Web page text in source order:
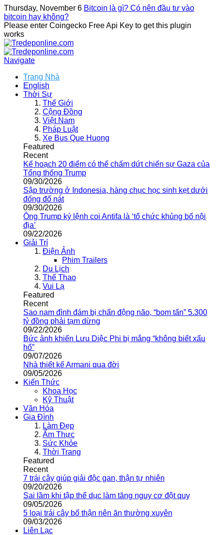
Thursday, November 6 Bitcoin là gì? Có nên đầu tư vào
bitcoin hay không?
Please enter Coingecko Free Api Key to get this plugin
works
Navigate
Trang Nhà
English
Thời Sự
Thế Giới
Cộng Đồng
Việt Nam
Pháp Luật
Xe Bus Que Huong
Featured
Recent
Kế hoạch 20 điểm có thể chấm dứt chiến sự Gaza của
Tổng thống Trump
09/30/2026
Sập trường ở Indonesia, hàng chục học sinh kẹt dưới
đống đổ nát
09/30/2026
Ông Trump ký lệnh coi Antifa là ‘tổ chức khủng bố nội
địa’
09/22/2026
Giải Trí
Điện Ảnh
Phim Trailers
Du Lịch
Thể Thao
Vui Lạ
Featured
Recent
Sao nam đình đám bị chấn động não, “bom tấn” 5.300
tỷ đồng phải tạm dừng
09/22/2026
Bức ảnh khiến Lưu Diệc Phi bị mắng “không biết xấu
hổ”
09/07/2026
Nhà thiết kế Armani qua đời
09/05/2026
Kiến Thức
Khoa Học
Kỹ Thuật
Văn Hóa
Gia Đình
Làm Đẹp
Ẩm Thực
Sức Khỏe
Thời Trang
Featured
Recent
7 trái cây giúp giải độc gan, thận tự nhiên
09/20/2026
Sai lầm khi tập thể dục làm tăng nguy cơ đột quỵ
09/05/2026
5 loại trái cây bổ thận nên ăn thường xuyên
09/03/2026
Liên Lạc